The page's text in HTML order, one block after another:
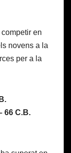
en
novens a la
per a la
66 C.B.